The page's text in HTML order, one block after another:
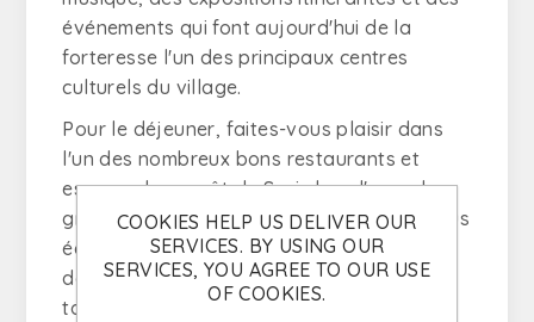
événements qui font aujourd'hui de la
forteresse l'un des principaux centres
culturels du village.
Pour le déjeuner, faites-vous plaisir dans
l'un des nombreux bons restaurants et
essayez le ragoût de Sesimbra, l'espadon
grillé ou les pâtes de poisson; assurez-vous
également d'essayer les grillades «Isaías»
dans la vieille ville, l'une des dernières
tavernes typiques de Sesimbra qui ne sert
COOKIES HELP US DELIVER OUR
SERVICES. BY USING OUR
SERVICES, YOU AGREE TO OUR USE
OF COOKIES.